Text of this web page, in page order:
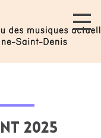
2025